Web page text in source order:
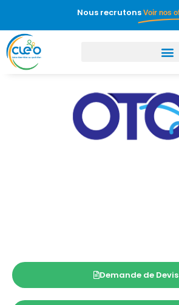
Nous recrutons Voir nos
Demande de Devis